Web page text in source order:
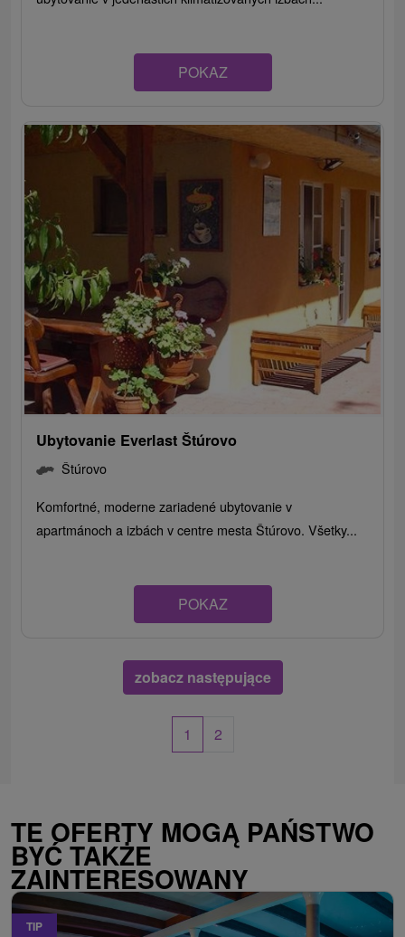
POKAZ
Ubytovanie Everlast Štúrovo
Štúrovo
Komfortné, moderne zariadené ubytovanie v
apartmánoch a izbách v centre mesta Štúrovo. Všetky...
POKAZ
zobacz następujące
1 2
TE OFERTY MOGĄ PAŃSTWO
BYĆ TAKŻE
ZAINTERESOWANY
TIP